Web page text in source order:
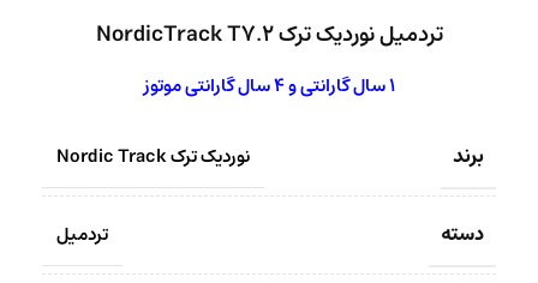
تردمیل نوردیک ترک NordicTrack T7.2
1 سال گارانتی و 4 سال گارانتی موتوز
برند نوردیک ترک Nordic Track
دسته تردمیل